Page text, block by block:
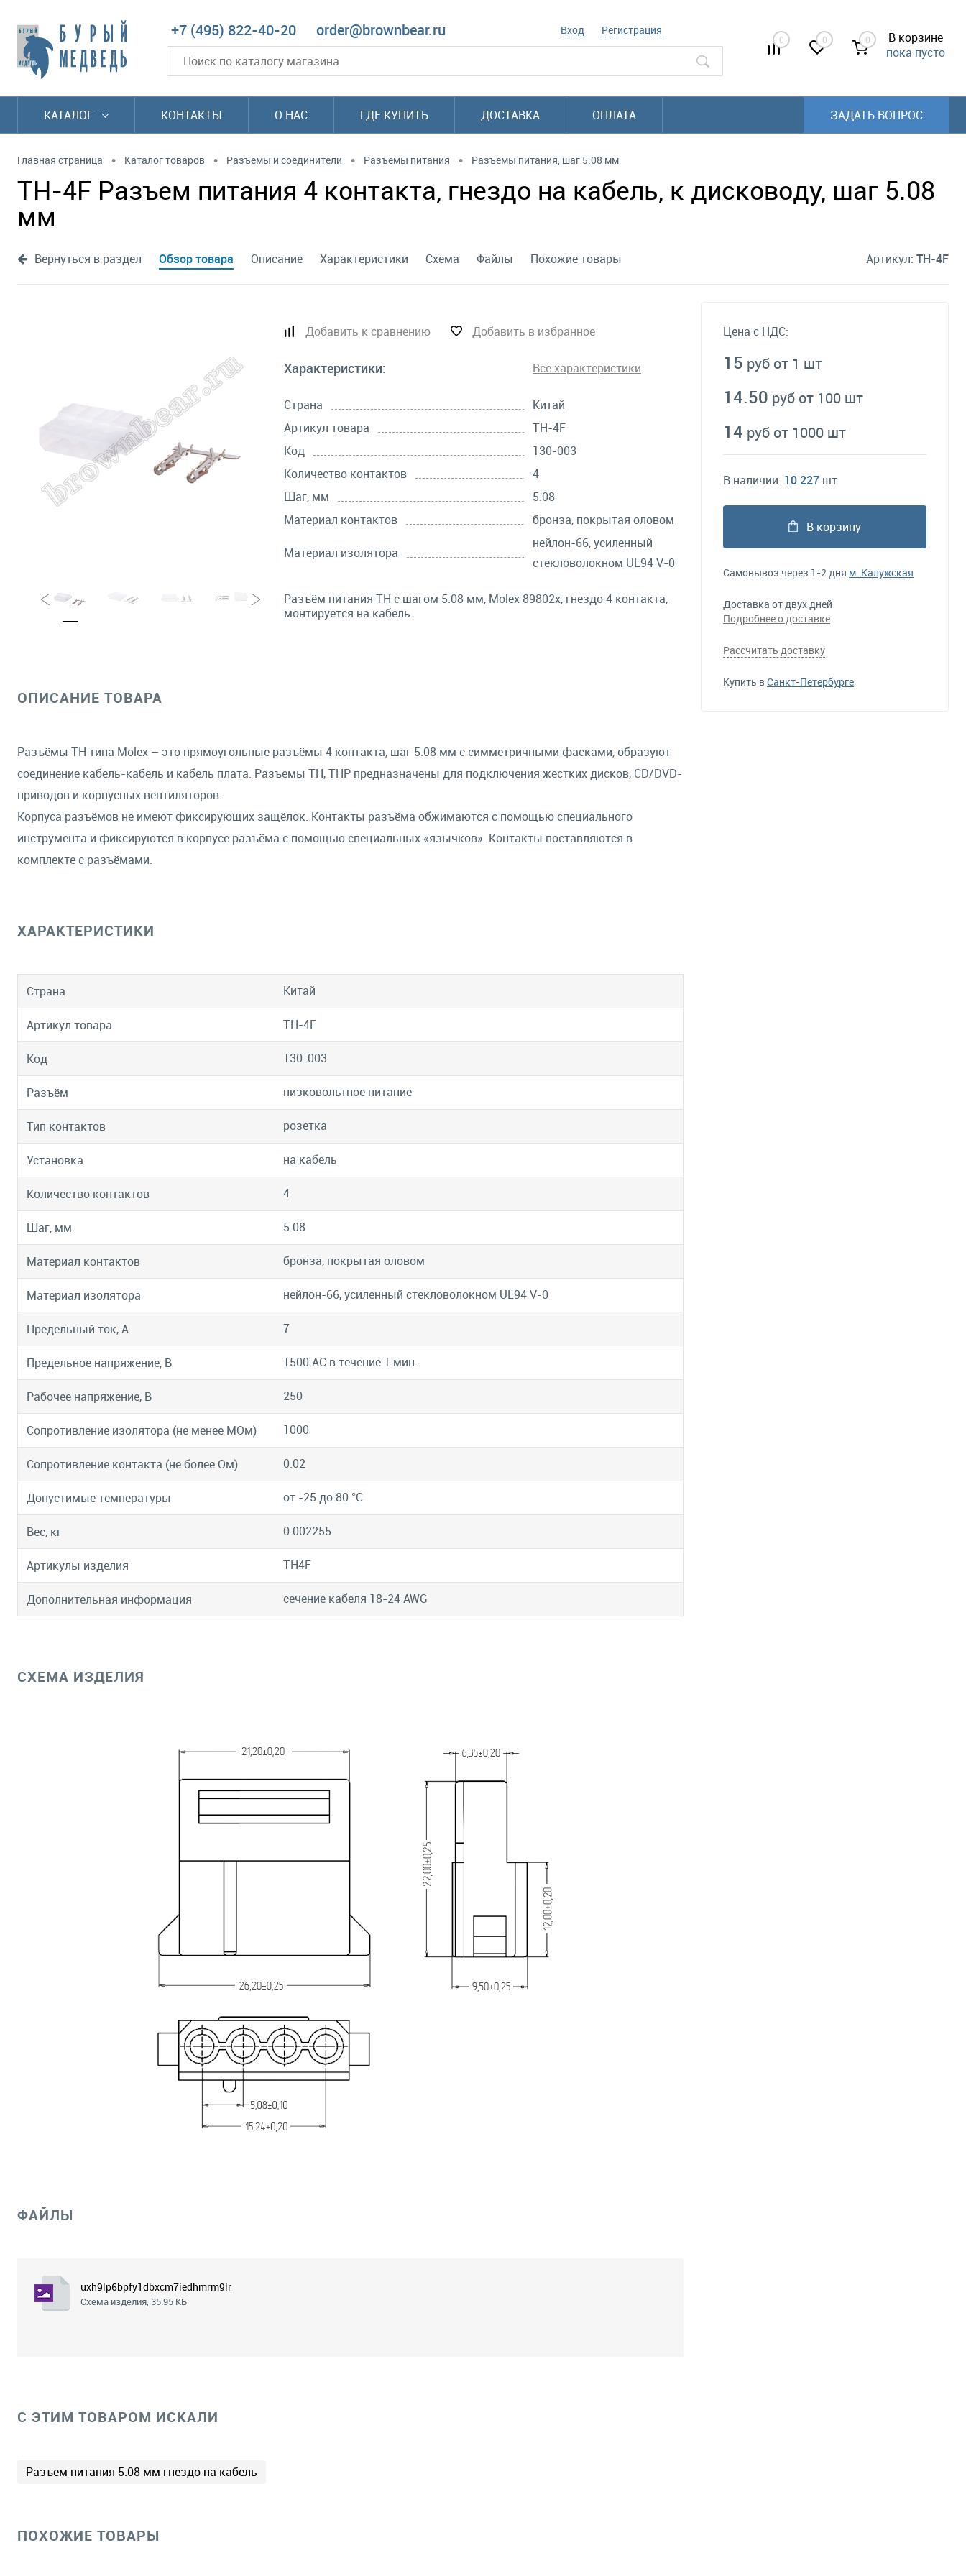
+7 (495) 822-40-20 order@brownbear.ru Вход Регистрация
0 0 0
В корзине
пока пусто
КАТАЛОГ КОНТАКТЫ О НАС ГДЕ КУПИТЬ ДОСТАВКА ОПЛАТА ЗАДАТЬ ВОПРОС
Главная страница • Каталог товаров • Разъёмы и соединители • Разъёмы питания • Разъёмы питания, шаг 5.08 мм
TH-4F Разъем питания 4 контакта, гнездо на кабель, к дисководу, шаг 5.08
мм
Вернуться в раздел Обзор товара Описание Характеристики Схема Файлы Похожие товары Артикул: TH-4F
Добавить к сравнению Добавить в избранное
Характеристики: Все характеристики
Страна
Китай
Артикул товара
TH-4F
Код
130-003
Количество контактов
4
Шаг, мм
5.08
Материал контактов
бронза, покрытая оловом
Материал изолятора
нейлон-66, усиленный
стекловолокном UL94 V-0
Разъём питания TH с шагом 5.08 мм, Molex 89802x, гнездо 4 контакта,
монтируется на кабель.
ОПИСАНИЕ ТОВАРА
Разъёмы TH типа Molex – это прямоугольные разъёмы 4 контакта, шаг 5.08 мм с симметричными фасками, образуют
соединение кабель-кабель и кабель плата. Разъемы TH, THP предназначены для подключения жестких дисков, CD/DVD-
приводов и корпусных вентиляторов.
Корпуса разъёмов не имеют фиксирующих защёлок. Контакты разъёма обжимаются с помощью специального
инструмента и фиксируются в корпусе разъёма с помощью специальных «язычков». Контакты поставляются в
комплекте с разъёмами.
ХАРАКТЕРИСТИКИ
Страна Китай
Артикул товара TH-4F
Код 130-003
Разъём низковольтное питание
Тип контактов розетка
Установка на кабель
Количество контактов 4
Шаг, мм 5.08
Материал контактов бронза, покрытая оловом
Материал изолятора нейлон-66, усиленный стекловолокном UL94 V-0
Предельный ток, А 7
Предельное напряжение, В 1500 АС в течение 1 мин.
Рабочее напряжение, В 250
Сопротивление изолятора (не менее МОм) 1000
Сопротивление контакта (не более Ом) 0.02
Допустимые температуры от -25 до 80 °C
Вес, кг 0.002255
Артикулы изделия TH4F
Дополнительная информация сечение кабеля 18-24 AWG
СХЕМА ИЗДЕЛИЯ
ФАЙЛЫ
uxh9lp6bpfy1dbxcm7iedhmrm9lrjddz.png
Схема изделия, 35.95 КБ
C ЭТИМ ТОВАРОМ ИСКАЛИ
Разъем питания 5.08 мм гнездо на кабель
Цена с НДС:
15 руб от 1 шт
14.50 руб от 100 шт
14 руб от 1000 шт
В наличии: 10 227 шт
В корзину
Самовывоз через 1-2 дня м. Калужская
Доставка от двух дней
Подробнее о доставке
Рассчитать доставку
Купить вСанкт-Петербурге
ПОХОЖИЕ ТОВАРЫ